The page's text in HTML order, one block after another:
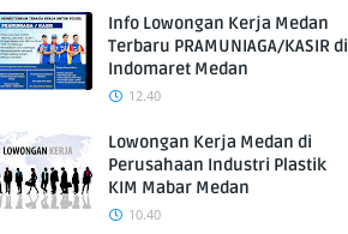
Info Lowongan Kerja Medan
Terbaru PRAMUNIAGA/KASIR di
Indomaret Medan
12.40
Lowongan Kerja Medan di
Perusahaan Industri Plastik
KIM Mabar Medan
10.40